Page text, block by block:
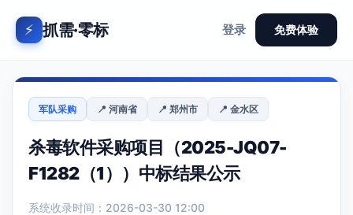
⚡ 抓需·零标 登录 免费体验
军队采购 📍 河南省 📍 郑州市 📍 金水区
杀毒软件采购项目（2025-JQ07-
F1282（1））中标结果公示
系统收录时间：2026-03-30 12:00